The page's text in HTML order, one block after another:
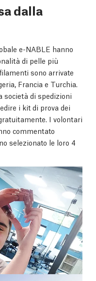
dalla
e-NABLE hanno
di pelle più
sono arrivate
Francia e Turchia.
società di spedizioni
i kit di prova dei
I volontari
commentato
selezionato le loro 4